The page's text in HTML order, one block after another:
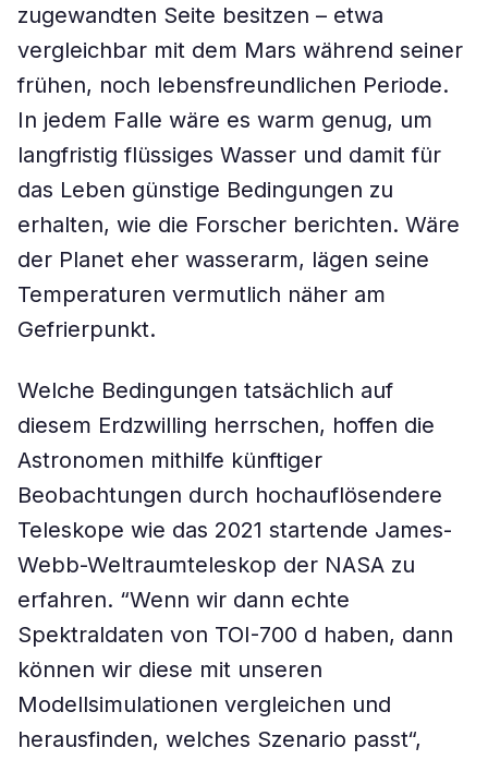
zugewandten Seite besitzen – etwa
vergleichbar mit dem Mars während seiner
frühen, noch lebensfreundlichen Periode.
In jedem Falle wäre es warm genug, um
langfristig flüssiges Wasser und damit für
das Leben günstige Bedingungen zu
erhalten, wie die Forscher berichten. Wäre
der Planet eher wasserarm, lägen seine
Temperaturen vermutlich näher am
Gefrierpunkt.
Welche Bedingungen tatsächlich auf
diesem Erdzwilling herrschen, hoffen die
Astronomen mithilfe künftiger
Beobachtungen durch hochauflösendere
Teleskope wie das 2021 startende James-
Webb-Weltraumteleskop der NASA zu
erfahren. “Wenn wir dann echte
Spektraldaten von TOI-700 d haben, dann
können wir diese mit unseren
Modellsimulationen vergleichen und
herausfinden, welches Szenario passt“,